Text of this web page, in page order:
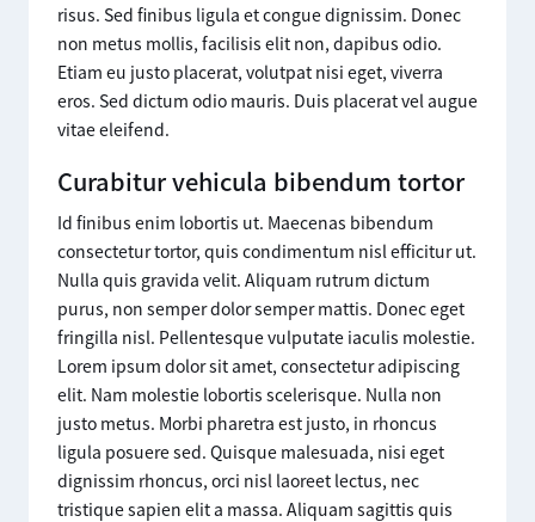
risus. Sed finibus ligula et congue dignissim. Donec
non metus mollis, facilisis elit non, dapibus odio.
Etiam eu justo placerat, volutpat nisi eget, viverra
eros. Sed dictum odio mauris. Duis placerat vel augue
vitae eleifend.
Curabitur vehicula bibendum tortor
Id finibus enim lobortis ut. Maecenas bibendum
consectetur tortor, quis condimentum nisl efficitur ut.
Nulla quis gravida velit. Aliquam rutrum dictum
purus, non semper dolor semper mattis. Donec eget
fringilla nisl. Pellentesque vulputate iaculis molestie.
Lorem ipsum dolor sit amet, consectetur adipiscing
elit. Nam molestie lobortis scelerisque. Nulla non
justo metus. Morbi pharetra est justo, in rhoncus
ligula posuere sed. Quisque malesuada, nisi eget
dignissim rhoncus, orci nisl laoreet lectus, nec
tristique sapien elit a massa. Aliquam sagittis quis